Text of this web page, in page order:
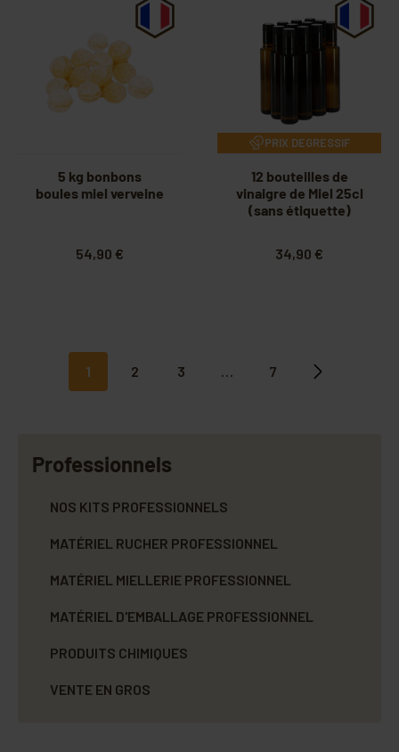
5 kg bonbons
boules miel verveine
54,90 €
PRIX DEGRESSIF
12 bouteilles de
vinaigre de Miel 25cl
(sans étiquette)
34,90 €
1 2 3 … 7 Suivant
Professionnels
NOS KITS PROFESSIONNELS
MATÉRIEL RUCHER PROFESSIONNEL
MATÉRIEL MIELLERIE PROFESSIONNEL
MATÉRIEL D'EMBALLAGE PROFESSIONNEL
PRODUITS CHIMIQUES
VENTE EN GROS